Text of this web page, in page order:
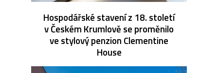
Hospodářské stavení z 18. století
v Českém Krumlově se proměnilo
ve stylový penzion Clementine
House